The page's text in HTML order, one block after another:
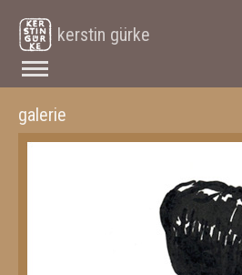
kerstin gürke
galerie